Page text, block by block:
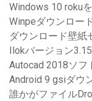
Windows 10 roku
Winpeダウンロー
ダウンロード壁紙
Ilokバージョン
Autocad 2018ソフ
Android 9 gsiダウ
誰かがファイル